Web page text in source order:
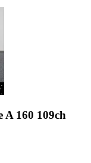
A 160 109ch